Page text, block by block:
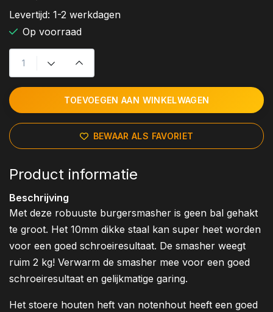
Levertijd: 1-2 werkdagen
Op voorraad
TOEVOEGEN AAN WINKELWAGEN
BEWAAR ALS FAVORIET
Product informatie
Beschrijving
Met deze robuuste burgersmasher is geen bal gehakt
te groot. Het 10mm dikke staal kan super heet worden
voor een goed schroeiresultaat. De smasher weegt
ruim 2 kg! Verwarm de smasher mee voor een goed
schroeiresultaat en gelijkmatige garing.
Het stoere houten heft van notenhout heeft een goed